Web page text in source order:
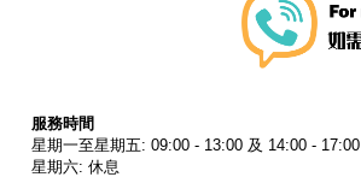
服務時間
星期一至星期五: 09:00 - 13:00 及 14:00 - 17:00
星期六: 休息